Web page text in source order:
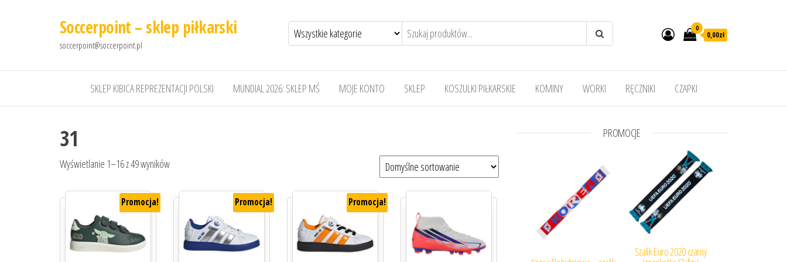
Soccerpoint – sklep piłkarski
soccerpoint@soccerpoint.pl
0
0,00zł
SKLEP KIBICA REPREZENTACJI POLSKI MUNDIAL 2026: SKLEP MŚ MOJE KONTO SKLEP KOSZULKI PIŁKARSKIE KOMINY WORKI RĘCZNIKI CZAPKI
31
Wyświetlanie 1–16 z 49 wyników
Promocja! Promocja! Promocja!
PROMOCJE
Szalik Euro 2020 czarny